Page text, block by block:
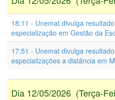
18:11 - Unemat divulga
especialização em Gestão da
17:51 - Unemat divulga
especializações a distância em
Dia 12/05/2026 (Terça-